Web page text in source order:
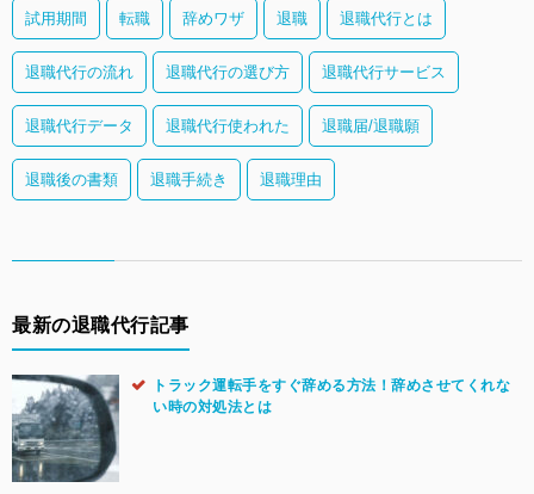
試用期間 転職 辞めワザ 退職 退職代行とは
退職代行の流れ 退職代行の選び方 退職代行サービス
退職代行データ 退職代行使われた 退職届/退職願
退職後の書類 退職手続き 退職理由
最新の退職代行記事
トラック運転手をすぐ辞める方法！辞めさせてくれな
い時の対処法とは